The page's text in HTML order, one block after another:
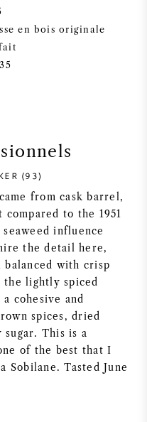
en bois originale
(93)
from cask barrel,
compared to the 1951
influence
the detail here,
with crisp
the lightly spiced
cohesive and
spices, dried
sugar. This is a
of the best that I
Sobilane. Tasted June